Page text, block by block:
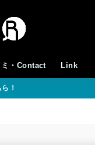
ミ・Contact Link
！